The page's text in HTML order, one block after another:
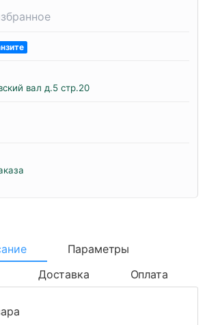
вал д.5 стр.20
Параметры
Доставка Оплата